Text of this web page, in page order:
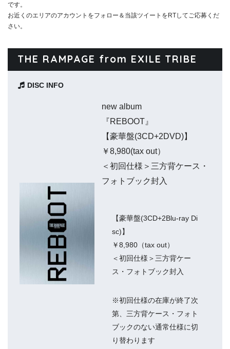
です。
お近くのエリアのアカウントをフォロー＆当該ツイートをRTしてご応募くだ
さい。
THE RAMPAGE from EXILE TRIBE
DISC INFO
new album
『REBOOT』
【豪華盤(3CD+2DVD)】
￥8,980(tax out）
＜初回仕様＞三方背ケース・
フォトブック封入
【豪華盤(3CD+2Blu-ray Di
sc)】
￥8,980（tax out）
＜初回仕様＞三方背ケー
ス・フォトブック封入
※初回仕様の在庫が終了次
第、三方背ケース・フォト
ブックのない通常仕様に切
り替わります